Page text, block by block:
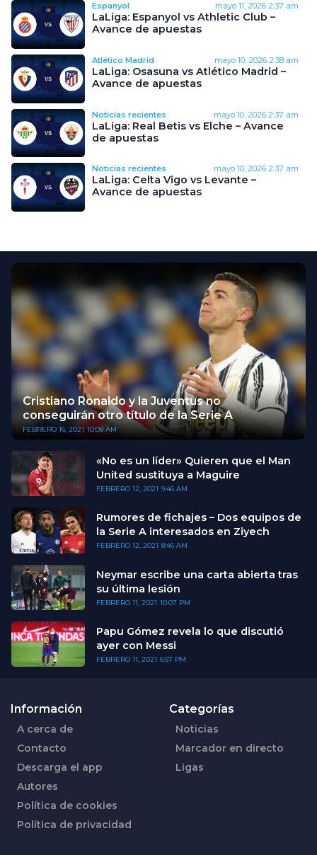
Espanyol mayo 11, 2026 2:37 am
LaLiga: Espanyol vs Athletic Club –
Avance de apuestas
Atlético Madrid mayo 10, 2026 2:38 am
LaLiga: Osasuna vs Atlético Madrid –
Avance de apuestas
Noticias recientes mayo 10, 2026 2:37 am
LaLiga: Real Betis vs Elche – Avance
de apuestas
Noticias recientes mayo 10, 2026 2:37 am
LaLiga: Celta Vigo vs Levante –
Avance de apuestas
Cristiano Ronaldo y la Juventus no
conseguirán otro título de la Serie A
FEBRERO 16, 2021 10:08 AM
«No es un líder» Quieren que el Man
United sustituya a Maguire
FEBRERO 12, 2021 9:46 AM
Rumores de fichajes – Dos equipos de
la Serie A interesados en Ziyech
FEBRERO 12, 2021 8:46 AM
Neymar escribe una carta abierta tras
su última lesión
FEBRERO 11, 2021 10:07 PM
Papu Gómez revela lo que discutió
ayer con Messi
FEBRERO 11, 2021 6:57 PM
Información
A cerca de
Contacto
Descarga el app
Autores
Política de cookies
Política de privacidad
Categorías
Noticias
Marcador en directo
Ligas